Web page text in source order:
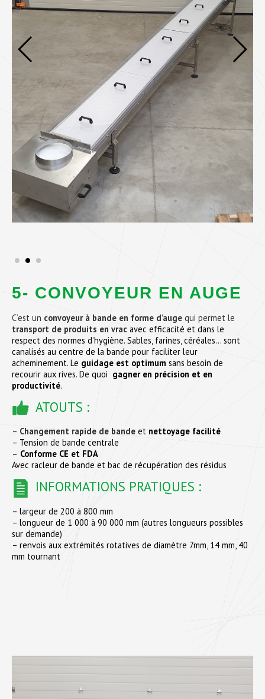
5- CONVOYEUR EN AUGE
C’est un convoyeur à bande en forme d’auge qui permet le
transport de produits en vrac avec efficacité et dans le
respect des normes d’hygiène. Sables, farines, céréales… sont
canalisés au centre de la bande pour faciliter leur
acheminement. Le guidage est optimum sans besoin de
recourir aux rives. De quoi gagner en précision et en
productivité.
ATOUTS :
– Changement rapide de bande et nettoyage facilité
– Tension de bande centrale
– Conforme CE et FDA
Avec racleur de bande et bac de récupération des résidus
INFORMATIONS PRATIQUES :
– largeur de 200 à 800 mm
– longueur de 1 000 à 90 000 mm (autres longueurs possibles
sur demande)
– renvois aux extrémités rotatives de diamètre 7mm, 14 mm, 40
mm tournant